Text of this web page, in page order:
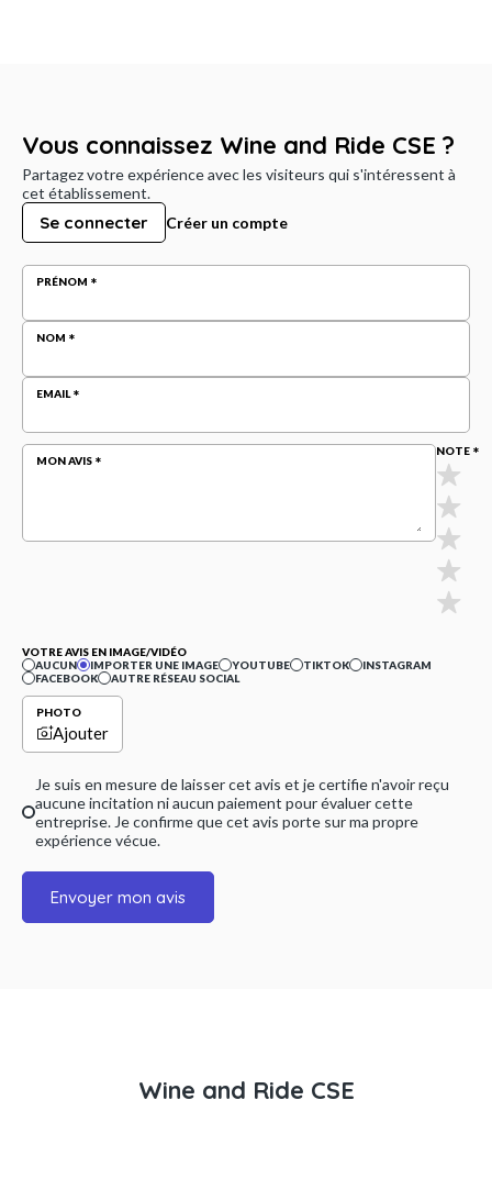
Vous connaissez Wine and Ride CSE ?
Partagez votre expérience avec les visiteurs qui s'intéressent à
cet établissement.
Se connecter Créer un compte
PRÉNOM
NOM
EMAIL
MON AVIS
NOTE
VOTRE AVIS EN IMAGE/VIDÉO
AUCUN
IMPORTER UNE IMAGE YOUTUBE TIKTOK
INSTAGRAM
FACEBOOK
AUTRE RÉSEAU SOCIAL
PHOTO
Ajouter
Je suis en mesure de laisser cet avis et je certifie n'avoir reçu
aucune incitation ni aucun paiement pour évaluer cette
entreprise. Je confirme que cet avis porte sur ma propre
expérience vécue.
Envoyer mon avis
Wine and Ride CSE